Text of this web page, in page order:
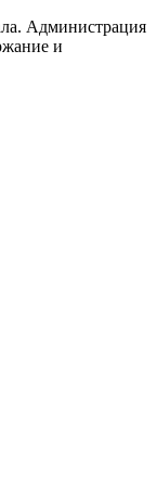
Администрация
и